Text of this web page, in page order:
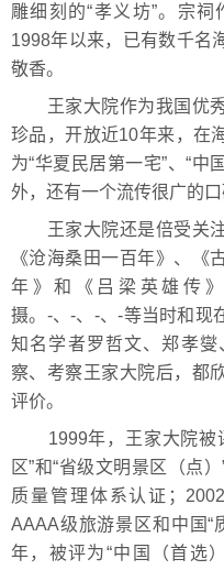
雕细刻的“孝义坊”。宗祠
1998年以来，已有数千名
敬香。
王家大院作为我国优秀
珍品，开放近10年来，在
为“华夏民居第一宅”、“中
外，还有一个流传很广的
王家大院还是倍受关注
《沧海桑田一百年》、《
年》和《吕梁英雄传
摄。-、-、-、-等当时和现
知名学者罗哲文、郑孝
察、考察王家大院后，都
评价。
1999年，王家大院被
区”和“省级文明景区（点
质量管理体系认证；
AAAA级旅游景区和中国“
年，被评为“中国（首选